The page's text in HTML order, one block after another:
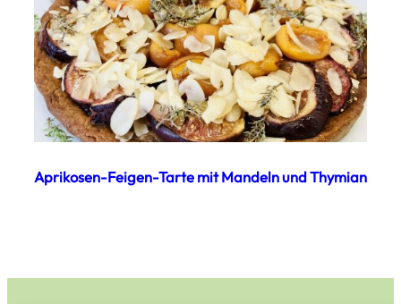
Aprikosen-Feigen-Tarte mit Mandeln und Thymian